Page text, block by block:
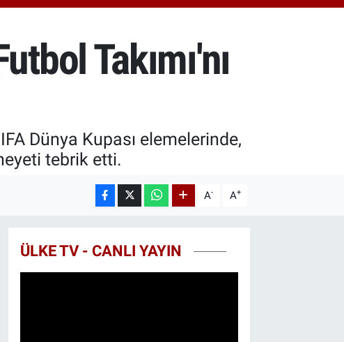
BITCOIN
64.960,21
%0.87
Takımı'nı
Dünya Kupası elemelerinde,
tebrik etti.
A- A+
ÜLKE TV - CANLI YAYIN